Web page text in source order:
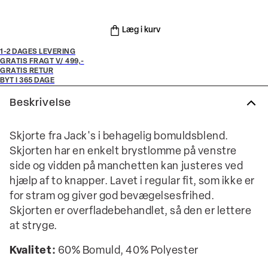
Læg i kurv
1-2 DAGES LEVERING
GRATIS FRAGT V/ 499,-
GRATIS RETUR
BYT I 365 DAGE
Beskrivelse
Skjorte fra Jack's i behagelig bomuldsblend.
Skjorten har en enkelt brystlomme på venstre
side og vidden på manchetten kan justeres ved
hjælp af to knapper. Lavet i regular fit, som ikke er
for stram og giver god bevægelsesfrihed.
Skjorten er overfladebehandlet, så den er lettere
at stryge.
Kvalitet: 60% Bomuld, 40% Polyester